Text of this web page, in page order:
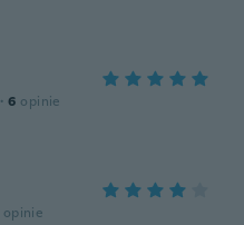
· 6 opinie
opinie